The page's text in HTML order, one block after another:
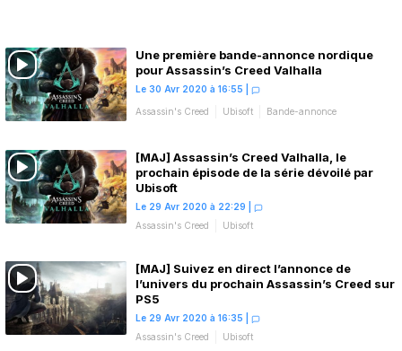
Une première bande-annonce nordique
pour Assassin’s Creed Valhalla
Le 30 Avr 2020 à 16:55
Assassin's Creed Ubisoft Bande-annonce
[MAJ] Assassin’s Creed Valhalla, le
prochain épisode de la série dévoilé par
Ubisoft
Le 29 Avr 2020 à 22:29
Assassin's Creed
Ubisoft
[MAJ] Suivez en direct l’annonce de
l’univers du prochain Assassin’s Creed sur
PS5
Le 29 Avr 2020 à 16:35
Assassin's Creed
Ubisoft